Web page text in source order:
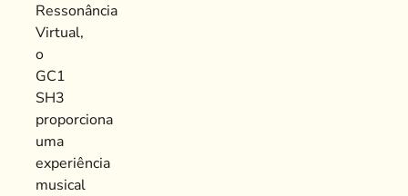
Ressonância
Virtual,
o
GC1
SH3
proporciona
uma
experiência
musical